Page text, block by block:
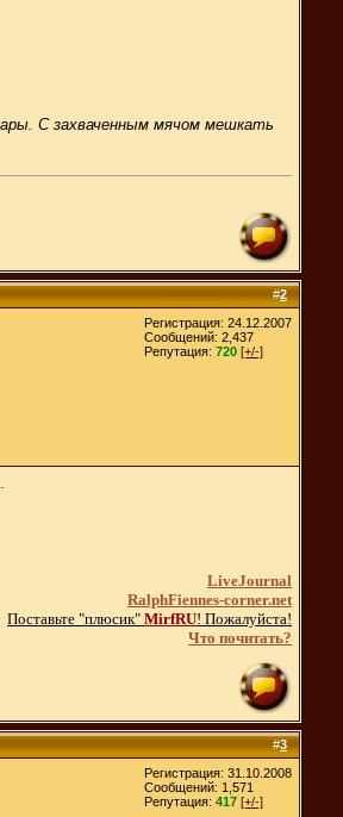
С захваченным мячом мешкать
#2
Регистрация: 24.12.2007
Сообщений: 2,437
Репутация: 720 [+/-]
LiveJournal
RalphFiennes-corner.net
Поставьте "плюсик" MirfRU! Пожалуйста!
Что почитать?
#3
Регистрация: 31.10.2008
Сообщений: 1,571
Репутация: 417 [+/-]